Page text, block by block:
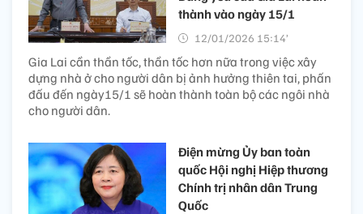
thành vào ngày 15/1
12/01/2026 15:14’
Gia Lai cần thần tốc, thần tốc hơn nữa trong việc xây
dựng nhà ở cho người dân bị ảnh hưởng thiên tai, phấn
đấu đến ngày15/1 sẽ hoàn thành toàn bộ các ngôi nhà
cho người dân.
Điện mừng Ủy ban toàn
quốc Hội nghị Hiệp thương
Chính trị nhân dân Trung
Quốc